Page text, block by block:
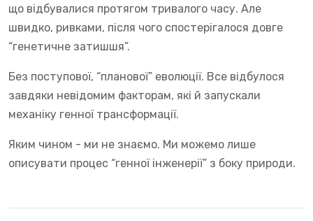
що відбувалися протягом тривалого часу. Але
швидко, ривками, після чого спостерігалося довге
“генетичне затишшя”.
Без поступової, “планової” еволюції. Все відбулося
завдяки невідомим факторам, які й запускали
механіку генної трансформації.
Яким чином - ми не знаємо. Ми можемо лише
описувати процес “генної інженерії” з боку природи.